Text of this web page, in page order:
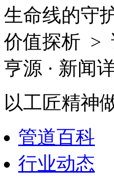
生命线的守
价值探析 >
亨源 · 新闻
以工匠精神
管道百科
行业动态